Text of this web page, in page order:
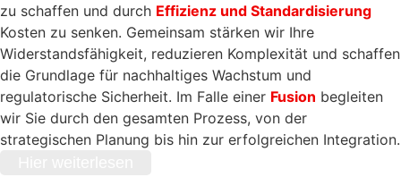
zu schaffen und durch Effizienz und Standardisierung
Kosten zu senken. Gemeinsam stärken wir Ihre
Widerstandsfähigkeit, reduzieren Komplexität und schaffen
die Grundlage für nachhaltiges Wachstum und
regulatorische Sicherheit. Im Falle einer Fusion begleiten
wir Sie durch den gesamten Prozess, von der
strategischen Planung bis hin zur erfolgreichen Integration.